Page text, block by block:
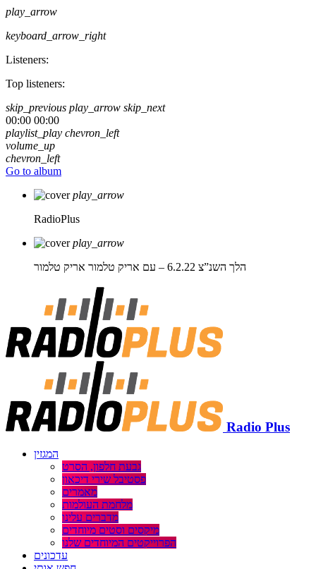
play_arrow
keyboard_arrow_right
Listeners:
Top listeners:
skip_previous play_arrow skip_next
00:00 00:00
playlist_play chevron_left
volume_up
chevron_left
Go to album
play_arrow
RadioPlus
play_arrow
הלך השנ”צ 6.2.22 – עם אריק טלמור
אריק טלמור
Radio Plus
המגזין
גבעת חלפון, הסרט
פסטיבל שירי דיכאון
מאמרים
מלחמת העולמות
מדברים עלינו
מיקסים וסטים מיוחדים
הפרוייקטים המיוחדים שלנו
עדכונים